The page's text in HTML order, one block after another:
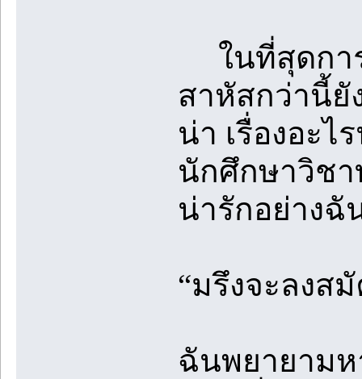
ในที่สุดกา
สาหัสกว่านี้ยั
น่า เรื่องอะไ
นักศึกษาวิชา
น่ารักอย่างฉั
“มรึงจะลงส
ฉันพยายาม